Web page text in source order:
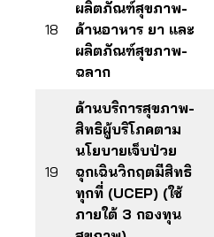
18
ผลิตภัณฑ์สุขภาพ-
ด้านอาหาร ยา และ
ผลิตภัณฑ์สุขภาพ-
ฉลาก
19
ด้านบริการสุขภาพ-
สิทธิผู้บริโภคตาม
นโยบายเจ็บป่วย
ฉุกเฉินวิกฤตมีสิทธิ
ทุกที่ (UCEP) (ใช้
ภายใต้ 3 กองทุน